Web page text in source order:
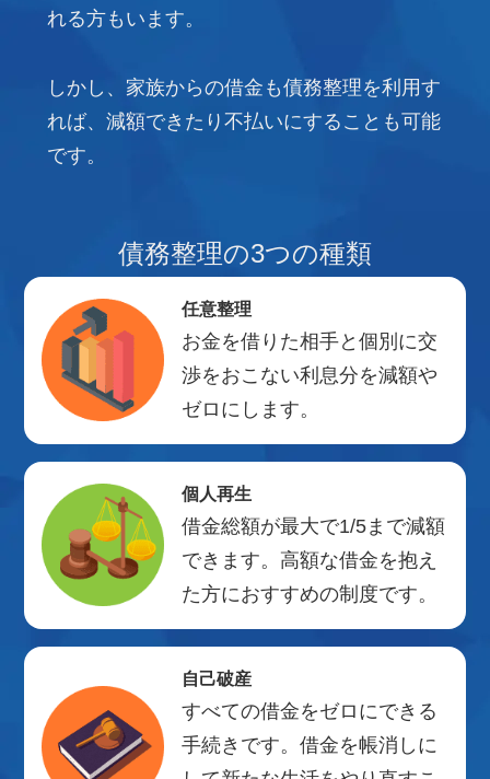
れる方もいます。
しかし、家族からの借金も債務整理を利用す
れば、減額できたり不払いにすることも可能
です。
債務整理の3つの種類
任意整理
お金を借りた相手と個別に交
渉をおこない利息分を減額や
ゼロにします。
個人再生
借金総額が最大で1/5まで減額
できます。高額な借金を抱え
た方におすすめの制度です。
自己破産
すべての借金をゼロにできる
手続きです。借金を帳消しに